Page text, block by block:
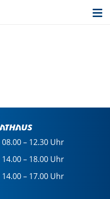
"Loh" -
08.00 – 12.30 Uhr
14.00 – 18.00 Uhr
14.00 – 17.00 Uhr